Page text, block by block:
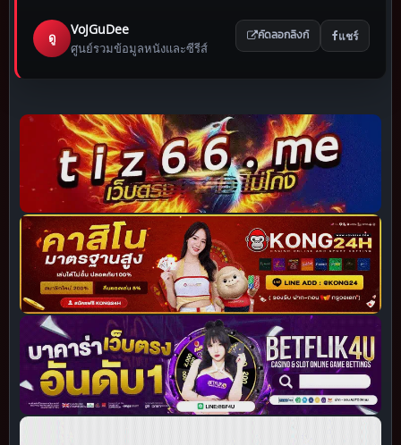
ดู
VoJGuDee
ศูนย์รวมข้อมูลหนังและซีรีส์
คัดลอกลิงก์ แชร์